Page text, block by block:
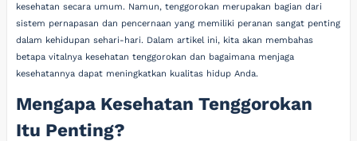
kesehatan secara umum. Namun, tenggorokan merupakan bagian dari
sistem pernapasan dan pencernaan yang memiliki peranan sangat penting
dalam kehidupan sehari-hari. Dalam artikel ini, kita akan membahas
betapa vitalnya kesehatan tenggorokan dan bagaimana menjaga
kesehatannya dapat meningkatkan kualitas hidup Anda.
Mengapa Kesehatan Tenggorokan
Itu Penting?